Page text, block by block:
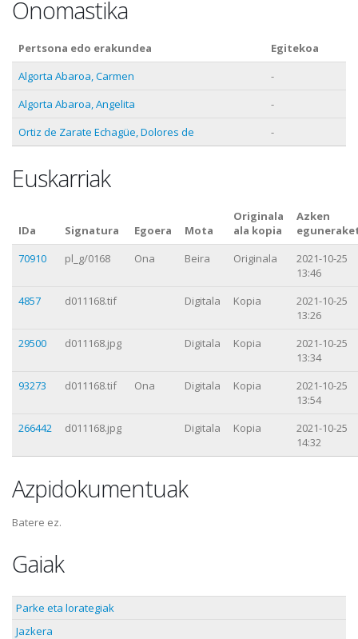
Onomastika
Pertsona edo erakundea
Egitekoa
Algorta Abaroa, Carmen
-
Algorta Abaroa, Angelita
-
Ortiz de Zarate Echagüe, Dolores de
-
Euskarriak
IDa Signatura Egoera Mota
Originala
ala kopia
Azken
70910
pl_g/0168 Ona Beira Originala
2021-10-25
13:46
4857
d011168.tif Digitala Kopia
2021-10-25
13:26
29500
d011168.jpg Digitala Kopia
2021-10-25
13:34
93273
d011168.tif Ona Digitala Kopia
2021-10-25
13:54
266442
d011168.jpg Digitala Kopia
2021-10-25
14:32
Azpidokumentuak
Batere ez.
Gaiak
Parke eta lorategiak
Jazkera